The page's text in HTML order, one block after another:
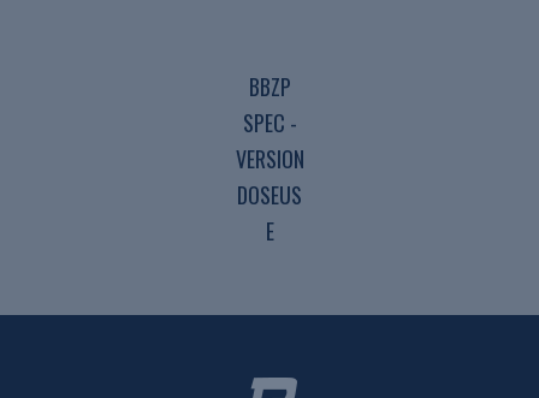
BBZP
SPEC -
VERSION
DOSEUS
E